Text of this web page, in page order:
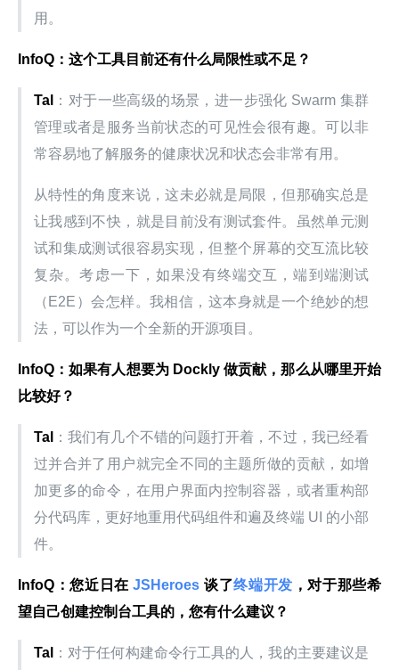
用。
InfoQ：这个工具目前还有什么局限性或不足？
Tal
：对于一些高级的场景，进一步强化 Swarm 集群
管理或者是服务当前状态的可见性会很有趣。可以非
常容易地了解服务的健康状况和状态会非常有用。
从特性的角度来说，这未必就是局限，但那确实总是
让我感到不快，就是目前没有测试套件。虽然单元测
试和集成测试很容易实现，但整个屏幕的交互流比较
复杂。考虑一下，如果没有终端交互，端到端测试
（E2E）会怎样。我相信，这本身就是一个绝妙的想
法，可以作为一个全新的开源项目。
InfoQ：如果有人想要为 Dockly 做贡献，那么从哪里开始
比较好？
Tal
：我们有几个不错的问题打开着，不过，我已经看
过并合并了用户就完全不同的主题所做的贡献，如增
加更多的命令，在用户界面内控制容器，或者重构部
分代码库，更好地重用代码组件和遍及终端 UI 的小部
件。
InfoQ：您近日在 JSHeroes 谈了终端开发 ，对于那些希
望自己创建控制台工具的，您有什么建议？
Tal
：对于任何构建命令行工具的人，我的主要建议是